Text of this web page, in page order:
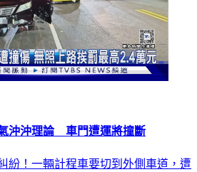
沖沖理論 車門遭運將撞斷
紛！一輛計程車要切到外側車道，遭